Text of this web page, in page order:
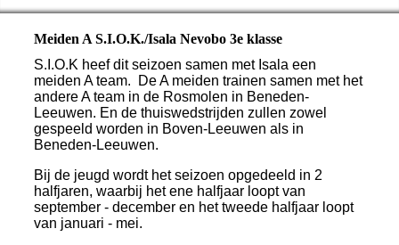
Meiden A S.I.O.K./Isala Nevobo 3e klasse
S.I.O.K heef dit seizoen samen met Isala een
meiden A team. De A meiden trainen samen met het
andere A team in de Rosmolen in Beneden-
Leeuwen. En de thuiswedstrijden zullen zowel
gespeeld worden in Boven-Leeuwen als in
Beneden-Leeuwen.
Bij de jeugd wordt het seizoen opgedeeld in 2
halfjaren, waarbij het ene halfjaar loopt van
september - december en het tweede halfjaar loopt
van januari - mei.